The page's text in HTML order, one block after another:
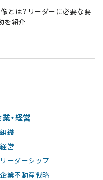
とは？リーダーに必要な要
を紹介
・経営
組織
経営
リーダーシップ
企業不動産戦略